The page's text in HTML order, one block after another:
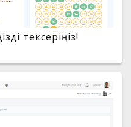
тексеріңіз!